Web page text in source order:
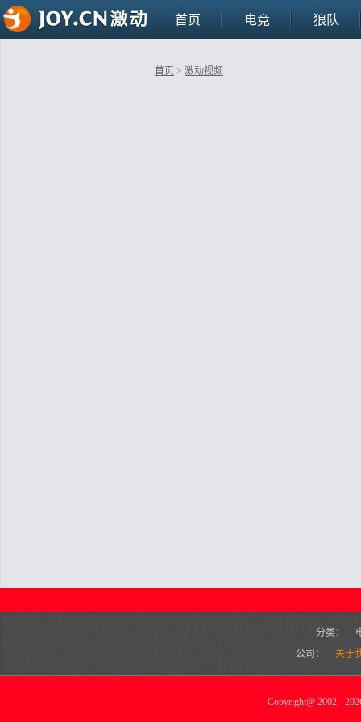
首页 电竞 狼队
首页 > 激动视频
分类：
公司：
关于
Copyright@2002 -